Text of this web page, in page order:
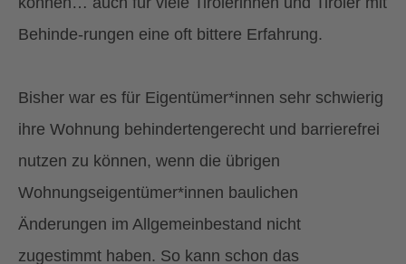
Behinde-rungen eine oft bittere Erfahrung.
Bisher war es für Eigentümer*innen sehr schwierig
ihre Wohnung behindertengerecht und barrierefrei
nutzen zu können, wenn die übrigen
Wohnungseigentümer*innen baulichen
Änderungen im Allgemeinbestand nicht
zugestimmt haben. So kann schon das